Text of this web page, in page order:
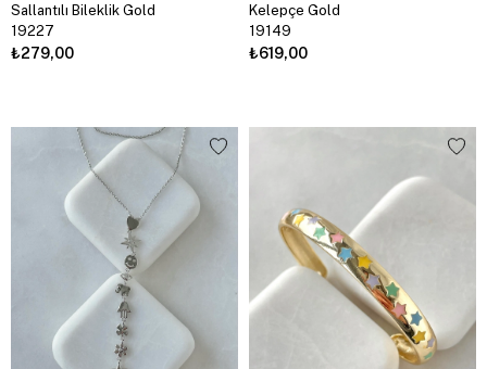
Sallantılı Bileklik Gold
19227
₺279,00
Kelepçe Gold
19149
₺619,00